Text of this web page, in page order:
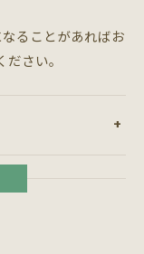
ることがあればお
さい。